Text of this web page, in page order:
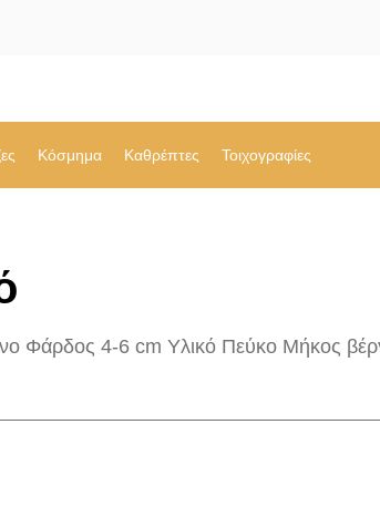
Κόσμημα Καθρέπτες Τοιχογραφίες
Φάρδος 4-6 cm Υλικό Πεύκο Μήκος